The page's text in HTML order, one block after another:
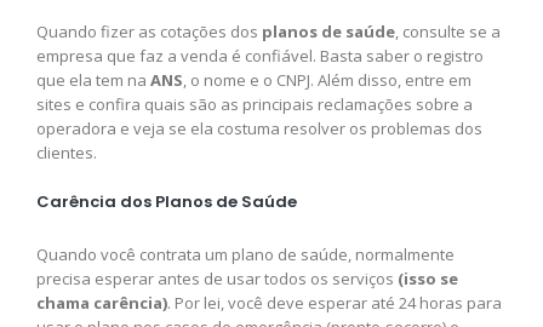
Quando fizer as cotações dos planos de saúde, consulte se a
empresa que faz a venda é confiável. Basta saber o registro
que ela tem na ANS, o nome e o CNPJ. Além disso, entre em
sites e confira quais são as principais reclamações sobre a
operadora e veja se ela costuma resolver os problemas dos
clientes.
Carência dos Planos de Saúde
Quando você contrata um plano de saúde, normalmente
precisa esperar antes de usar todos os serviços (isso se
chama carência). Por lei, você deve esperar até 24 horas para